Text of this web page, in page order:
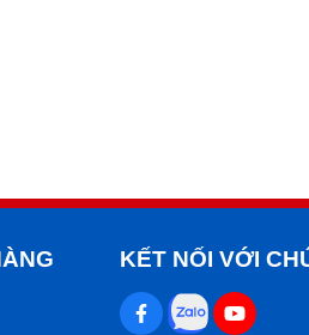
làm sạch gạch, tránh các chất
KẾT NỐI VỚI